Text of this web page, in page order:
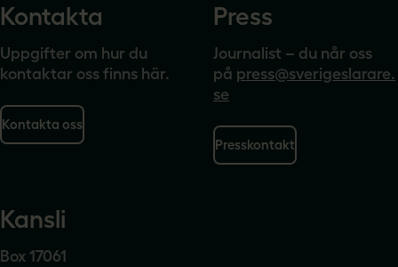
Kontakta
Uppgifter om hur du
kontaktar oss finns här.
Kontakta oss
Press
Journalist – du når oss
på press@sverigeslarare.
se
Presskontakt
Kansli
Box 17061